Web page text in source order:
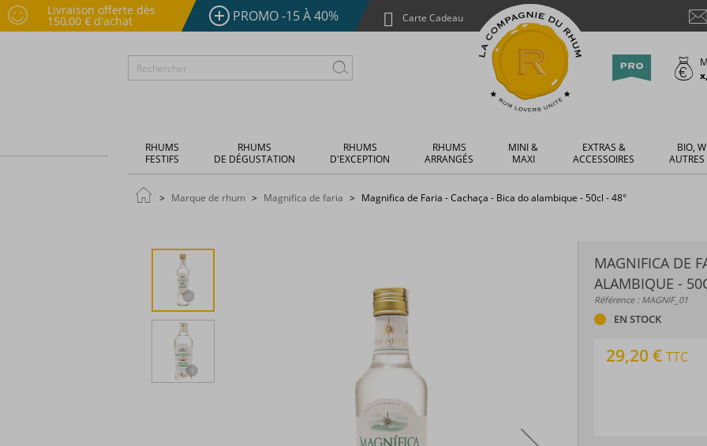
Livraison offerte dès
150,00 € d'achat PROMO -15 À 40% Carte Cadeau
RHUMS
FESTIFS
RHUMS
DE DÉGUSTATION
RHUMS
D'EXCEPTION
RHUMS
ARRANGÉS
MINI &
MAXI
EXTRAS &
ACCESSOIRES
BIO,
Marque de rhum Magnifica de faria Magnifica de Faria - Cachaça - Bica do alambique - 50cl - 48°
MAGNIFICA DE
ALAMBIQUE -
Référence : MAGNIF_01
EN STOCK
29,20 € TTC